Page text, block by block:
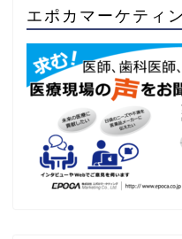
エポカマーケティ